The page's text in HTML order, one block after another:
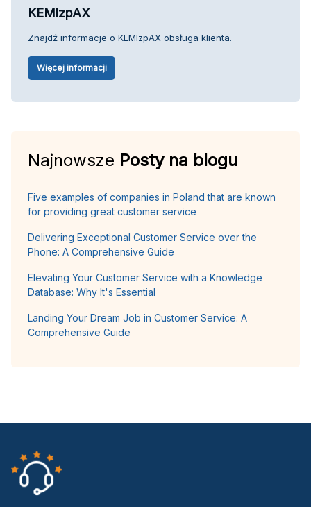
KEMlzpAX
Znajdź informacje o KEMlzpAX obsługa klienta.
Więcej informacji
Najnowsze Posty na blogu
Five examples of companies in Poland that are known
for providing great customer service
Delivering Exceptional Customer Service over the
Phone: A Comprehensive Guide
Elevating Your Customer Service with a Knowledge
Database: Why It's Essential
Landing Your Dream Job in Customer Service: A
Comprehensive Guide